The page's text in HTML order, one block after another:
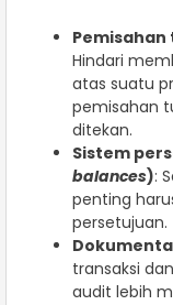
Pemisahan
Hindari
atas suatu
pemisahan
ditekan.
Sistem
balances):
penting
persetujuan.
transaksi
audit lebih